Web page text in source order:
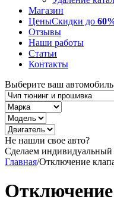
Магазин
ЦеныСкидки до
Отзывы
Наши работы
Статьи
Контакты
Выберите ваш автомобиль
Не нашли свое авто?
Сделаем индивидуальный
Главная/Отключение